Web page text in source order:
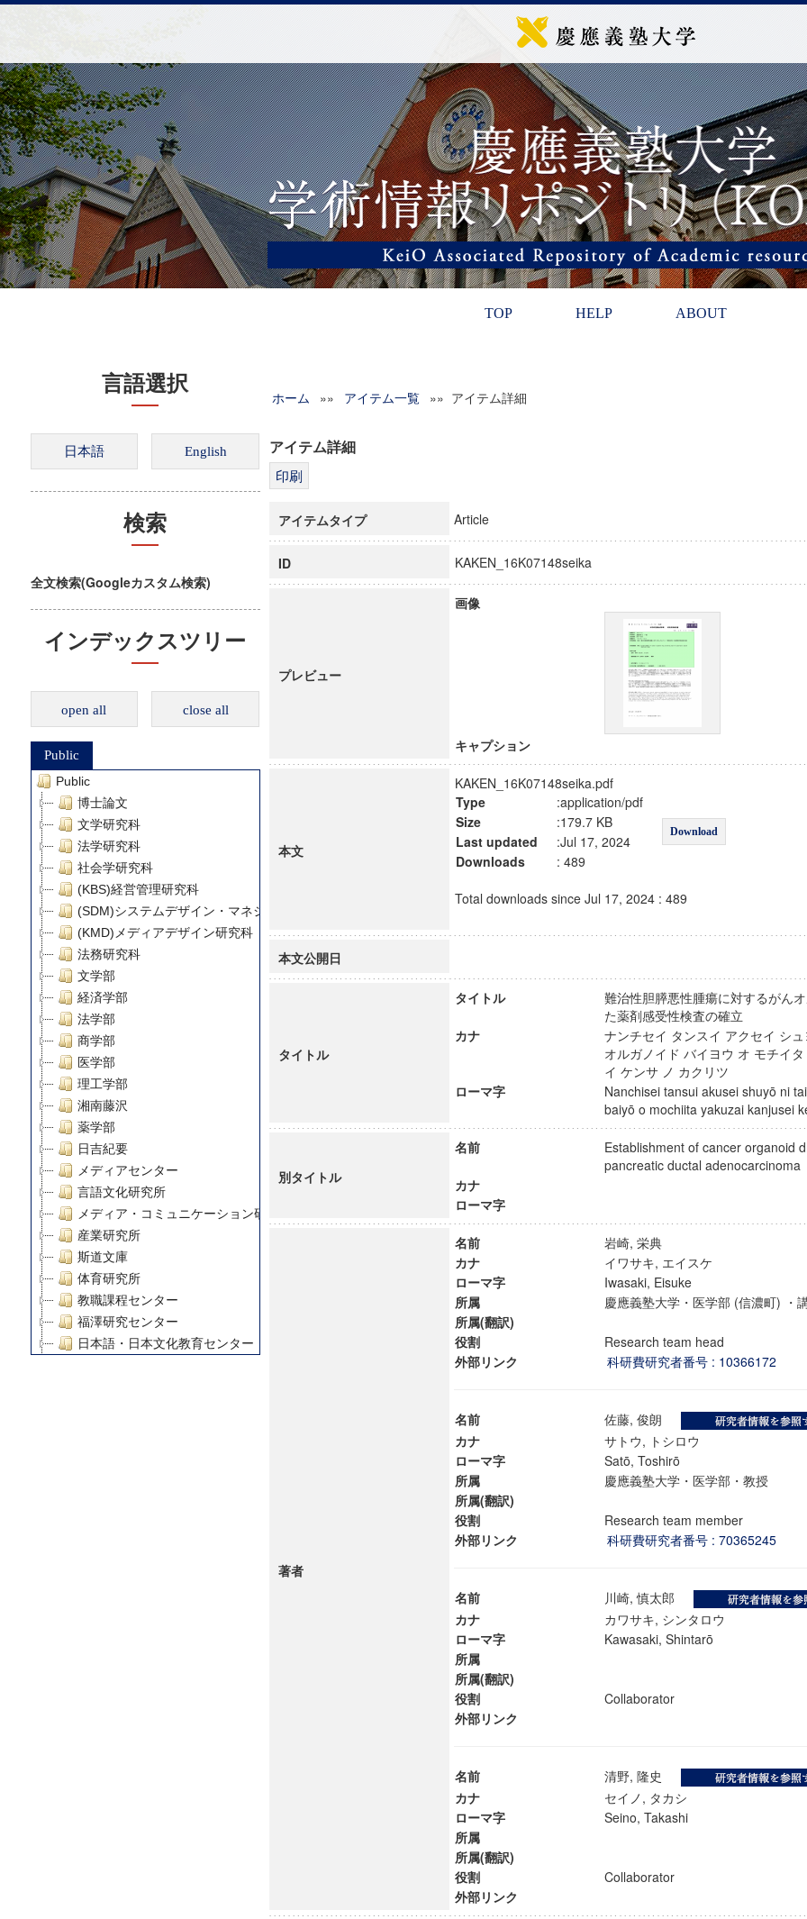
TOP HELP ABOUT
言語選択
検索
全文検索(Googleカスタム検索)
インデックスツリー
open all close all
Public
Public
博士論文
文学研究科
法学研究科
社会学研究科
(KBS)経営管理研究科
(SDM)システムデザイン・マネジメント研究科
(KMD)メディアデザイン研究科
法務研究科
文学部
経済学部
法学部
商学部
医学部
理工学部
湘南藤沢
薬学部
日吉紀要
メディアセンター
言語文化研究所
メディア・コミュニケーション研究所
産業研究所
斯道文庫
体育研究所
教職課程センター
福澤研究センター
日本語・日本文化教育センター
慶應義塾大学グローバルCOEプログラム市民社会ガバナンス教育研究センター
慶應義塾大学グローバルCOEプログラム論理と感性の先端的教育研究拠点
ホーム »» アイテム一覧 »» アイテム詳細
アイテム詳細
アイテムタイプ Article
ID KAKEN_16K07148seika
プレビュー
画像
キャプション
本文
KAKEN_16K07148seika.pdf
Type
:application/pdf
Download
Size
:179.7 KB
Last updated
:Jul 17, 2024
Downloads
: 489
Total downloads since Jul 17, 2024 : 489
本文公開日
タイトル
タイトル
難治性胆膵悪性腫瘍に対するがん
た薬剤感受性検査の確立
カナ
ナンチセイ タンスイ アクセイ シ
オルガノイド バイヨウ オ モチイ
イ ケンサ ノ カクリツ
ローマ字
Nanchisei tansui akusei shuyō ni
baiyō o mochiita yakuzai
別タイトル
名前
Establishment of cancer organoid
pancreatic ductal
カナ
ローマ字
著者
名前
岩崎, 栄典
カナ
イワサキ, エイスケ
ローマ字
Iwasaki, Eisuke
所属
慶應義塾大学・医学部 (信濃町)
所属(翻訳)
役割
Research team head
外部リンク
科研費研究者番号 : 10366172
名前
佐藤, 俊朗
カナ
サトウ, トシロウ
ローマ字
Satō, Toshirō
所属
慶應義塾大学・医学部・教授
所属(翻訳)
役割
Research team member
外部リンク
科研費研究者番号 : 70365245
名前
川崎, 慎太郎
カナ
カワサキ, シンタロウ
ローマ字
Kawasaki, Shintarō
所属
所属(翻訳)
役割
Collaborator
外部リンク
名前
清野, 隆史
カナ
セイノ, タカシ
ローマ字
Seino, Takashi
所属
所属(翻訳)
役割
Collaborator
外部リンク